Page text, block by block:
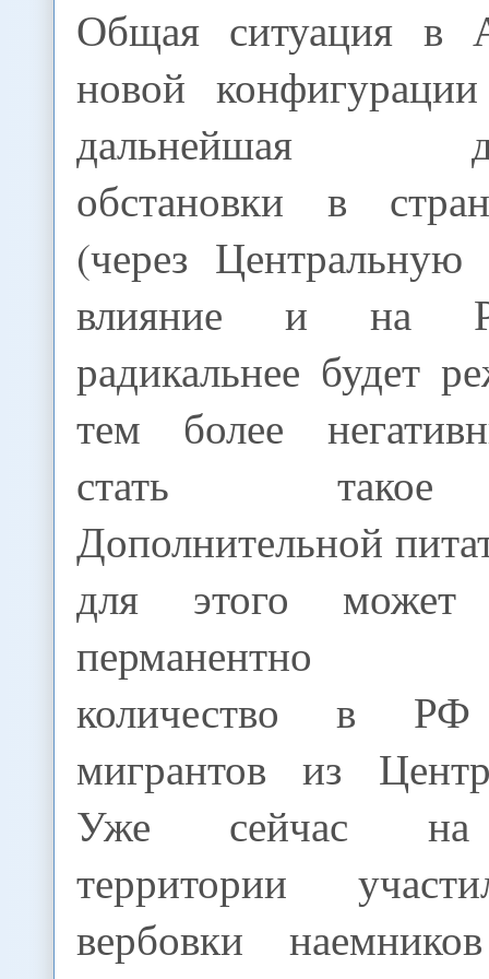
Общая ситуация в
новой
дальнейшая
обстановки в
(через
влияние и на
радикальнее будет
тем более
стать такое
Дополнительной
для этого может
перманентно
количество в РФ
мигрантов из
Уже сейчас на
территории
вербовки